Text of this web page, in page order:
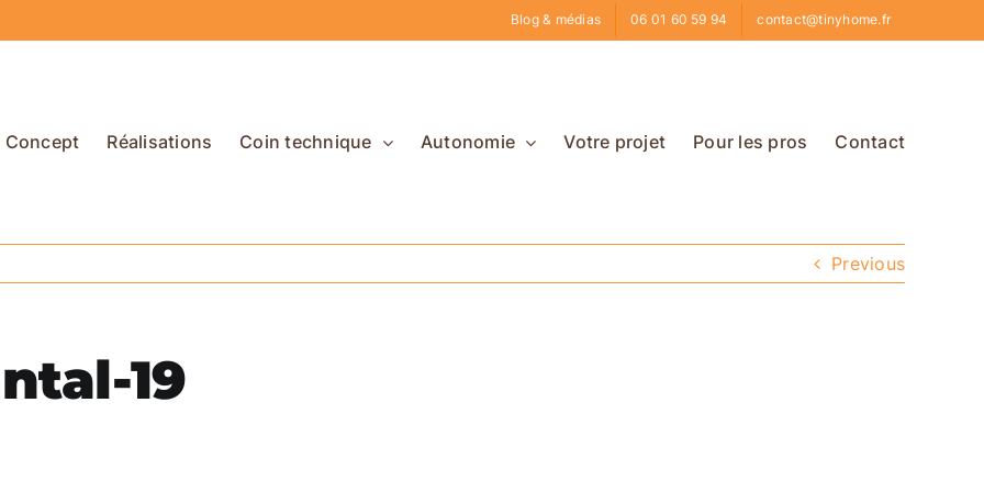
Blog & médias 06 01 60 59 94 contact@tinyhome.fr
Concept Réalisations Coin technique Autonomie Votre projet Pour les pros Contact
Previous
19